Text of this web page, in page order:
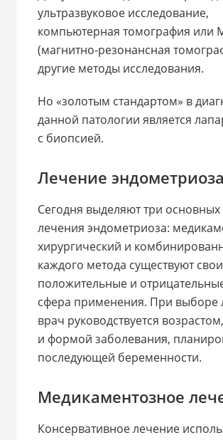
ультразвуковое исследование,
компьютерная томография или
(магнитно-резонансная
другие методы исследования.
Но «золотым стандартом» в
данной патологии является
с биопсией.
Лечение эндометриоза
Сегодня выделяют три основных
лечения эндометриоза:
хирургический и
каждого метода существуют свои
положительные и
сфера применения. При выборе
врач руководствуется
и формой заболевания,
последующей беременности.
Медикаментозное
Консервативное лечение